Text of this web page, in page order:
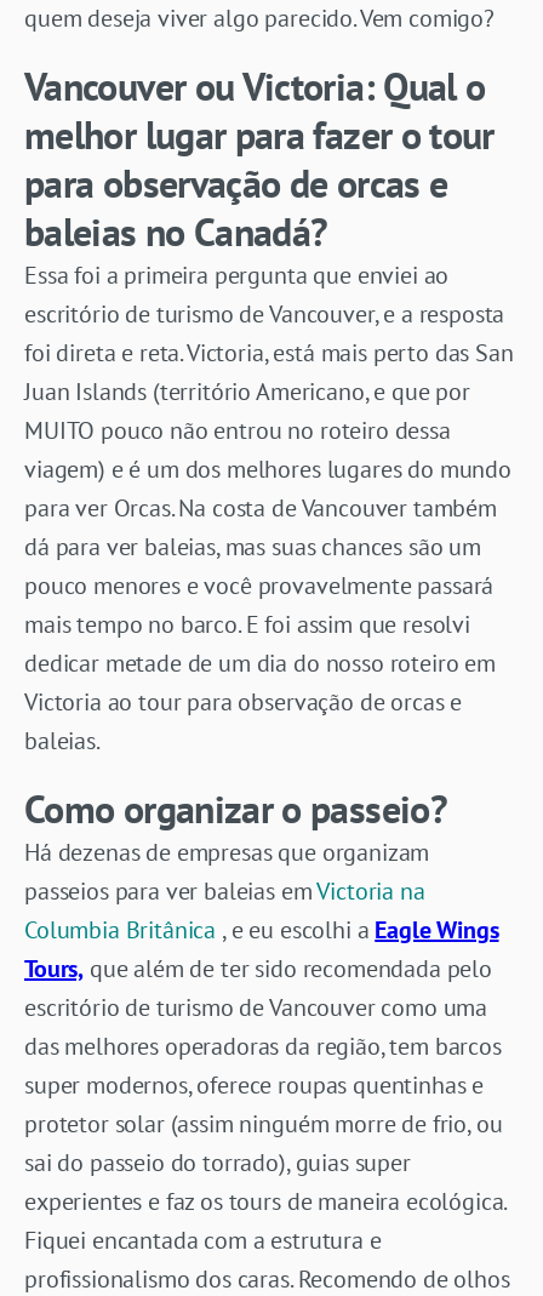
quem deseja viver algo parecido. Vem comigo?
Vancouver ou Victoria: Qual o
melhor lugar para fazer o tour
para observação de orcas e
baleias no Canadá?
Essa foi a primeira pergunta que enviei ao
escritório de turismo de Vancouver, e a resposta
foi direta e reta. Victoria, está mais perto das San
Juan Islands (território Americano, e que por
MUITO pouco não entrou no roteiro dessa
viagem) e é um dos melhores lugares do mundo
para ver Orcas. Na costa de Vancouver também
dá para ver baleias, mas suas chances são um
pouco menores e você provavelmente passará
mais tempo no barco. E foi assim que resolvi
dedicar metade de um dia do nosso roteiro em
Victoria ao tour para observação de orcas e
baleias.
Como organizar o passeio?
Há dezenas de empresas que organizam
passeios para ver baleias emVictoria na
Columbia Britânica , e eu escolhi a Eagle Wings
Tours, que além de ter sido recomendada pelo
escritório de turismo de Vancouver como uma
das melhores operadoras da região, tem barcos
super modernos, oferece roupas quentinhas e
protetor solar (assim ninguém morre de frio, ou
sai do passeio do torrado), guias super
experientes e faz os tours de maneira ecológica.
Fiquei encantada com a estrutura e
profissionalismo dos caras. Recomendo de olhos